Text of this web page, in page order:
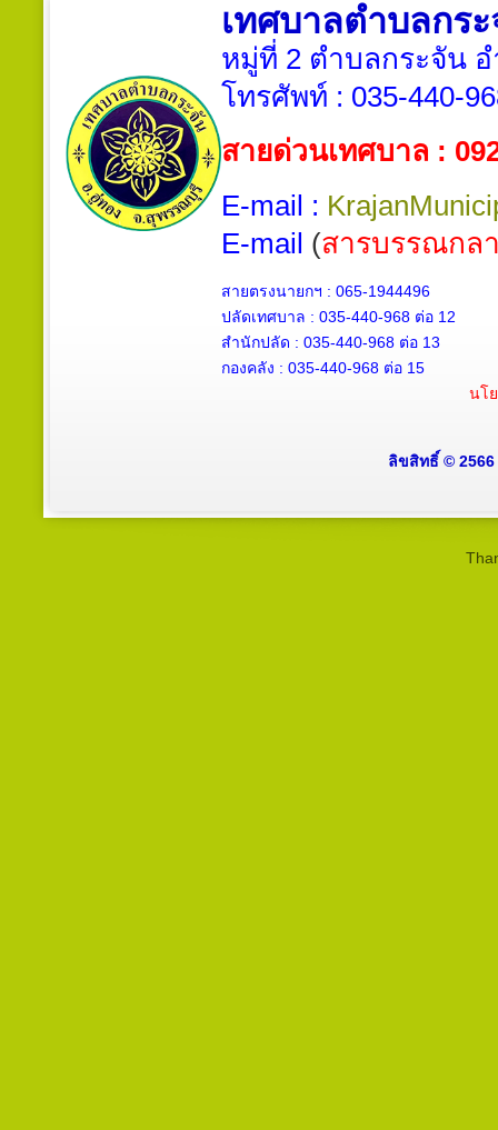
เทศบาลตำบลกร
หมู่ที่ 2 ตำบลกระจัน
โทรศัพท์ : 035-440-
สายด่วนเทศบาล :
E-mail :
E-mail (สารบรรณกล
สายตรงนายกฯ : 065-1944496
ปลัดเทศบาล : 035-440-968 ต่อ 12
สำนักปลัด : 035-440-968 ต่อ 13
กองคลัง : 035-440-968 ต่อ 15
นโ
ลิขสิทธิ์ © 2566